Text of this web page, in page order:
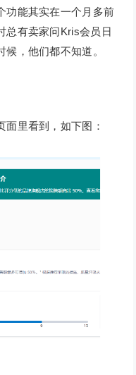
功能其实在一个月多前
总有卖家问Kris会员日
，他们都不知道。
里看到，如下图：